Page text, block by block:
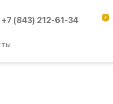
+7 (843) 212-61-34